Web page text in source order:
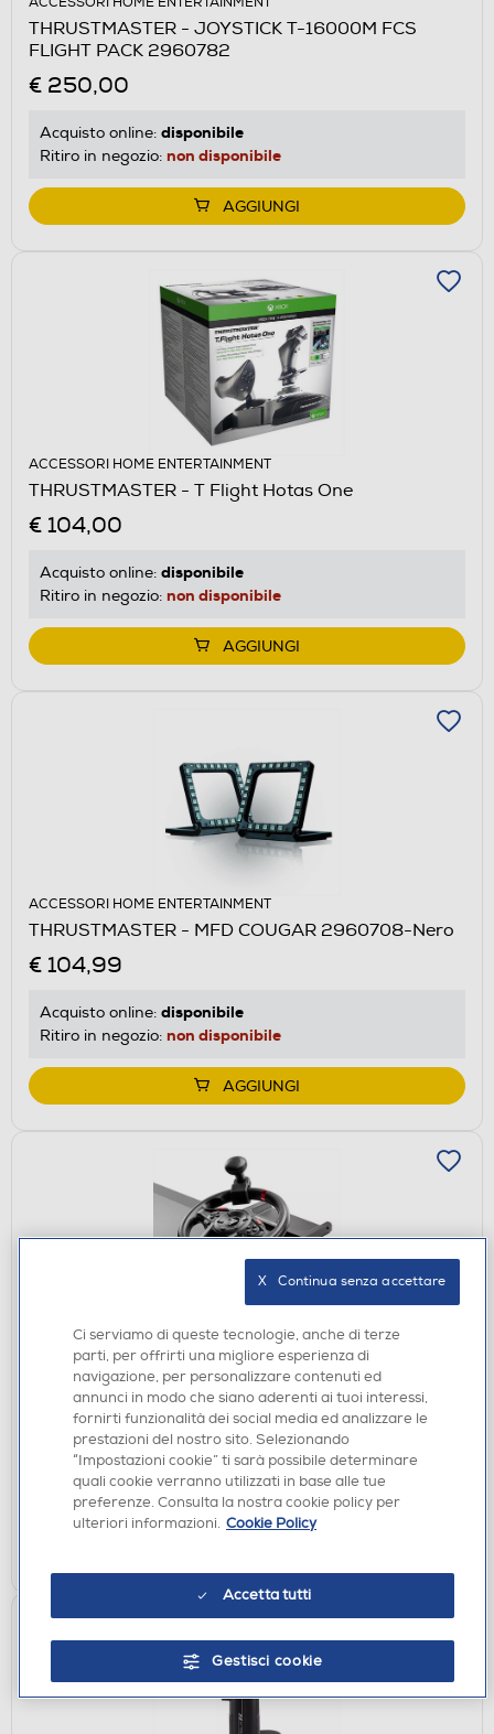
THRUSTMASTER - JOYSTICK T-16000M FCS
FLIGHT PACK 2960782
€ 250,00
Acquisto online: disponibile
Ritiro in negozio: non disponibile
AGGIUNGI
ACCESSORI HOME ENTERTAINMENT
THRUSTMASTER - T Flight Hotas One
€ 104,00
Acquisto online: disponibile
Ritiro in negozio: non disponibile
AGGIUNGI
ACCESSORI HOME ENTERTAINMENT
THRUSTMASTER - MFD COUGAR 2960708-Nero
€ 104,99
Acquisto online: disponibile
Ritiro in negozio: non disponibile
AGGIUNGI
ACCESSORI HOME ENTERTAINMENT
THRUSTMASTER - Pack simulazioni T128-P
SIMTASK PACK PLUG EU-Nero
€ 243,00
Acquisto online:disponibile
Ritiro in negozio:non disponibile
Ci serviamo di queste tecnologie, anche di terze
parti, per offrirti una migliore esperienza di
navigazione, per personalizzare contenuti ed
annunci in modo che siano aderenti ai tuoi interessi,
fornirti funzionalità dei social media ed analizzare le
prestazioni del nostro sito. Selezionando
“Impostazioni cookie” ti sarà possibile determinare
quali cookie verranno utilizzati in base alle tue
preferenze. Consulta la nostra cookie policy per
ulteriori informazioni. Cookie Policy
Accetta tutti
Gestisci cookie
X   Continua senza accettare